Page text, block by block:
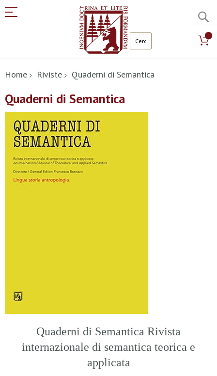
al
contenuto
Home Riviste Quaderni di Semantica
Quaderni di Semantica
Quaderni di Semantica Rivista
internazionale di semantica teorica e
applicata